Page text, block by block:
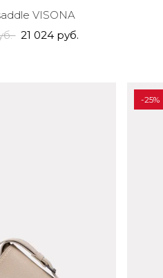
VISONA
21 024 руб.
-25%